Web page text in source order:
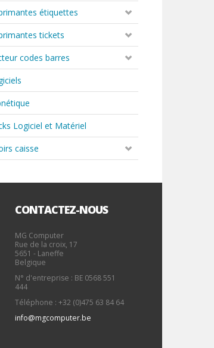
étiquettes
tickets
codes barres
Logiciel et Matériel
caisse
CONTACTEZ-NOUS
MG Computer
Rue de la croix, 17
5651 - Laneffe
Belgique
N° d'entreprise : BE 0568 551
444
Téléphone : +32 (0)475 63 84 64
info@mgcomputer.be